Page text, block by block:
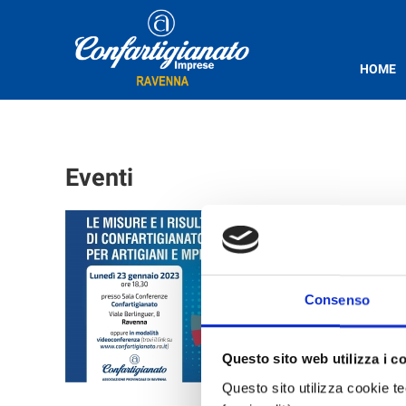
Consenso
Questo sito web utilizza i
Questo sito utilizza cookie
HOME
Eventi
Lunedì
tema:Le